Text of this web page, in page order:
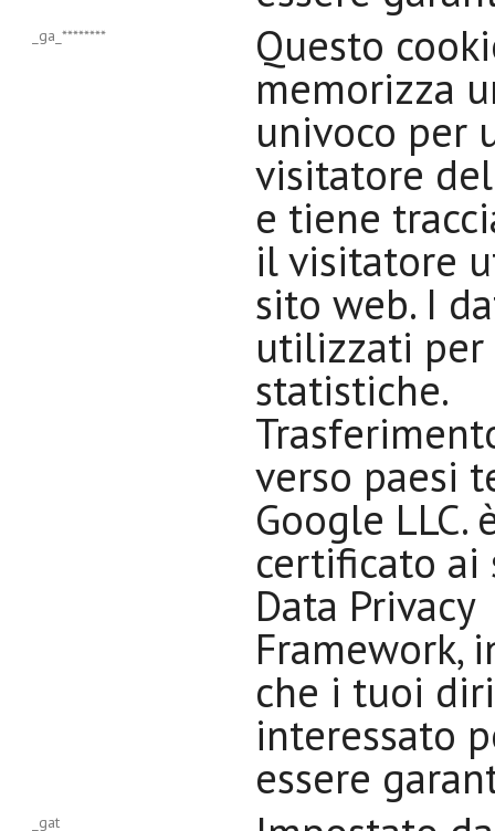
_ga_******** Questo
memorizza
univoco per
visitatore
e tiene
il visitatore
sito web. I
utilizzati
statistiche.
verso paesi
Google LLC.
certificato ai
Data Privacy
Framework,
che i tuoi
interessato
essere
_gat